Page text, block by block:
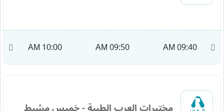
09:40 AM
09:50 AM
10:00 AM